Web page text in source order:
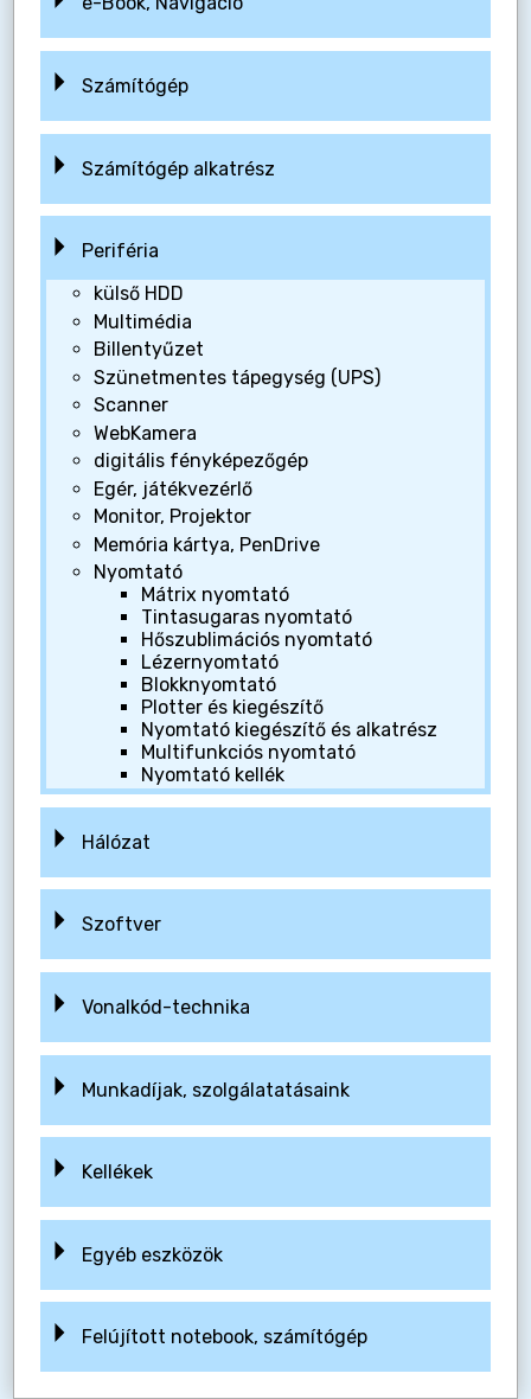
Számítógép
Számítógép alkatrész
Periféria
külső HDD
Multimédia
Billentyűzet
Szünetmentes tápegység (UPS)
Scanner
WebKamera
digitális fényképezőgép
Egér, játékvezérlő
Monitor, Projektor
Memória kártya, PenDrive
Nyomtató
Mátrix nyomtató
Tintasugaras nyomtató
Hőszublimációs nyomtató
Lézernyomtató
Blokknyomtató
Plotter és kiegészítő
Nyomtató kiegészítő és alkatrész
Multifunkciós nyomtató
Nyomtató kellék
Hálózat
Szoftver
Vonalkód-technika
Munkadíjak, szolgálatatásaink
Kellékek
Egyéb eszközök
Felújított notebook, számítógép